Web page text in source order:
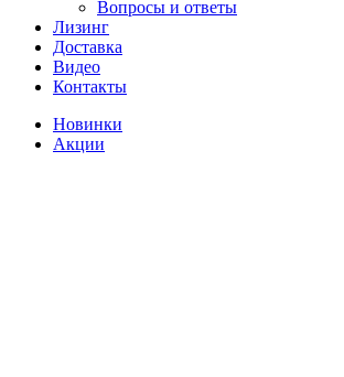
Вопросы и ответы
Лизинг
Доставка
Видео
Контакты
Новинки
Акции